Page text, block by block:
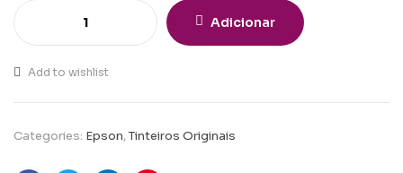
Adicionar
Add to wishlist
Categories: Epson,Tinteiros Originais